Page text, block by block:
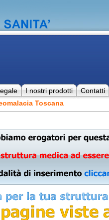
I nostri prodotti Contatti
Toscana